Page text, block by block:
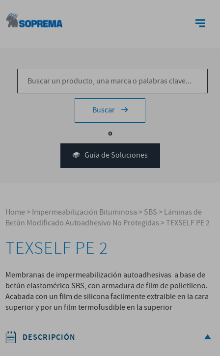
Buscar
o
Guía de Soluciones
Home>Impermeabilización Bituminosa>SBS>Láminas de
Betún Modificado Autoadhesivo No Protegidas>TEXSELF PE 2
TEXSELF PE 2
Membranas de impermeabilización autoadhesivas a base de
betún elastomérico SBS, con armadura de film de polietileno.
Acabada con un film de silicona facilmente extraible en la cara
superior y por un film termofusdible en la superior
DESCRIPCIÓN